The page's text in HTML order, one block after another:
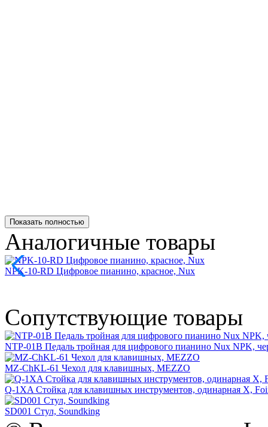
Показать полностью
Аналогичные товары
NPK-10-RD Цифровое пианино, красное, Nux
Сопутствующие товары
NTP-01B Педаль тройная для цифрового пианино Nux NPK,
MZ-ChKL-61 Чехол для клавишных, MEZZO
Q-1XA Стойка для клавишных инструментов, одинарная X,
SD001 Стул, Soundking